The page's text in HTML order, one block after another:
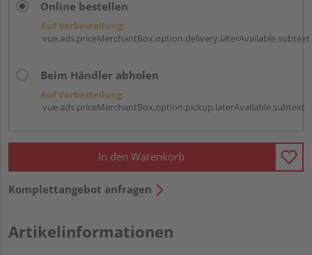
Online bestellen
Auf Vorbestellung:
vue.ads.priceMerchantBox.option.delivery.laterAvailable.subtext
Beim Händler abholen
Auf Vorbestellung:
vue.ads.priceMerchantBox.option.pickup.laterAvailable.subtext
In den Warenkorb
Komplettangebot anfragen
Artikelinformationen